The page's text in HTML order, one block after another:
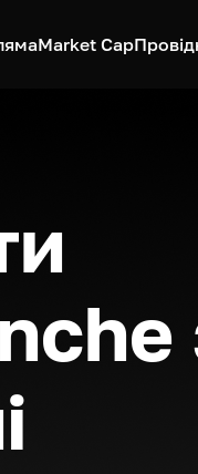
Market Cap